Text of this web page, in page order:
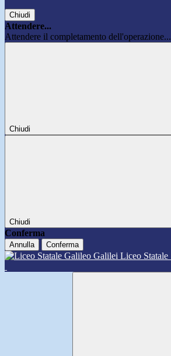
Chiudi
Attendere...
Attendere il completamento dell'operazione...
Chiudi
Chiudi
Conferma
Annulla Conferma
Liceo Statale